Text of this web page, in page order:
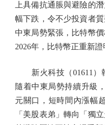
上具備抗通脹與避險的
幅下跌，令不少投資者
中東局勢緊張，比特幣
2026年，比特幣正重新證
新火科技（01611）
隨着中東局勢持續升級
元關口，短時間內漲幅
「美股表弟」轉向「獨